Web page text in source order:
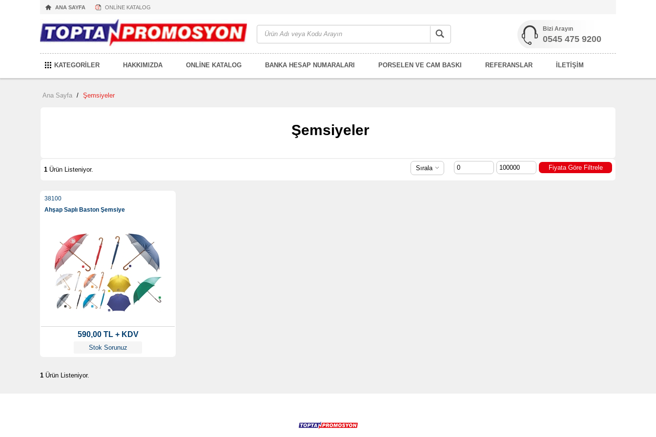
ANA SAYFA ONLİNE KATALOG
Bizi Arayın
0545 475 9200
KATEGORİLER HAKKIMIZDA ONLİNE KATALOG BANKA HESAP NUMARALARI PORSELEN VE CAM BASKI REFERANSLAR İLETİŞİM
Ana Sayfa / Şemsiyeler
Şemsiyeler
1 Ürün Listeniyor. Sırala
38100
Ahşap Saplı Baston Şemsiye
590,00 TL + KDV
Stok Sorunuz
1 Ürün Listeniyor.